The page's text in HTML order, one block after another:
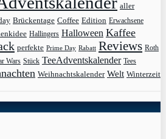
aller
Brückentage Coffee Edition Erwachsene
Hallingers Halloween Kaffee
perfekte Prime Day Rabatt Reviews Roth
Wars Stück TeeAdventskalender Tees
Weihnachtskalender Welt Winterzeit